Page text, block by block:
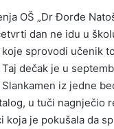
OŠ „Dr Đorđe
dan ne idu u
sprovodi učenik
dečak je u
iz jedne
u tuči nagnječio
koja je pokušala da